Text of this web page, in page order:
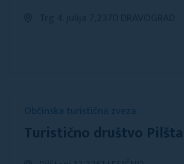
Občinska turistična zveza
Turistično društvo